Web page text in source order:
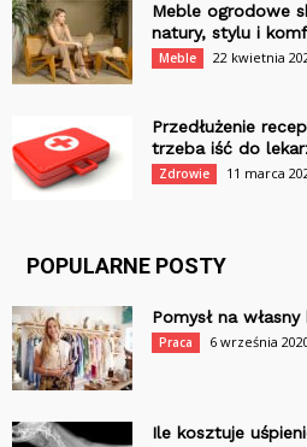
Meble ogrodowe
natury, stylu i
Meble 22 kwietnia
Przedłużenie
trzeba iść do
Zdrowie 11 marca
POPULARNE POSTY
Pomysł na własny
Praca 6 września
Ile kosztuje